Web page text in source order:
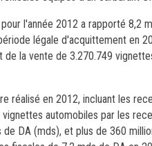
l'année 2012 a rapporté 8,2
légale d'acquittement en
la vente de 3.270.749
réalisé en 2012, incluant les
automobiles par les
DA (mds), et plus de 360